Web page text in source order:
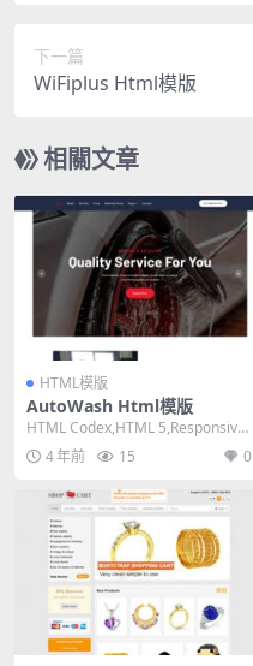
下一篇
WiFiplus Html模版
相關文章
HTML模版
AutoWash Html模版
HTML Codex,HTML 5,Responsive,
4 Columns,...
4 年前 15 0